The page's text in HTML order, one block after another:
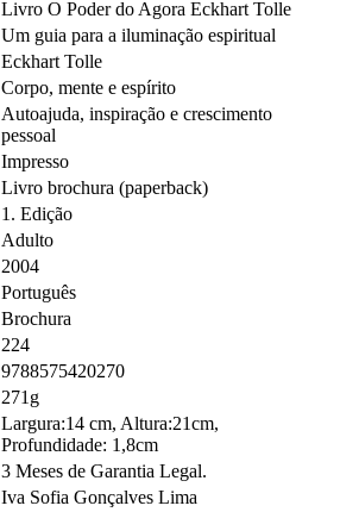
Livro O Poder do Agora Eckhart Tolle
Um guia para a iluminação espiritual
Eckhart Tolle
Corpo, mente e espírito
Autoajuda, inspiração e crescimento
pessoal
Impresso
Livro brochura (paperback)
1. Edição
Adulto
2004
Português
Brochura
224
9788575420270
271g
Largura:14 cm, Altura:21cm,
Profundidade: 1,8cm
3 Meses de Garantia Legal.
Iva Sofia Gonçalves Lima